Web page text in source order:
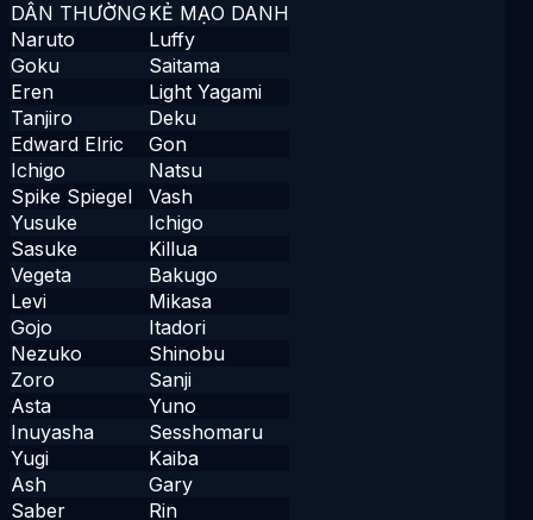
DÂN THƯỜNGKẺ MẠO DANH
Naruto
Luffy
Goku
Saitama
Eren
Light Yagami
Tanjiro
Deku
Edward Elric
Gon
Ichigo
Natsu
Spike Spiegel
Vash
Yusuke
Ichigo
Sasuke
Killua
Vegeta
Bakugo
Levi
Mikasa
Gojo
Itadori
Nezuko
Shinobu
Zoro
Sanji
Asta
Yuno
Inuyasha
Sesshomaru
Yugi
Kaiba
Ash
Gary
Saber
Rin